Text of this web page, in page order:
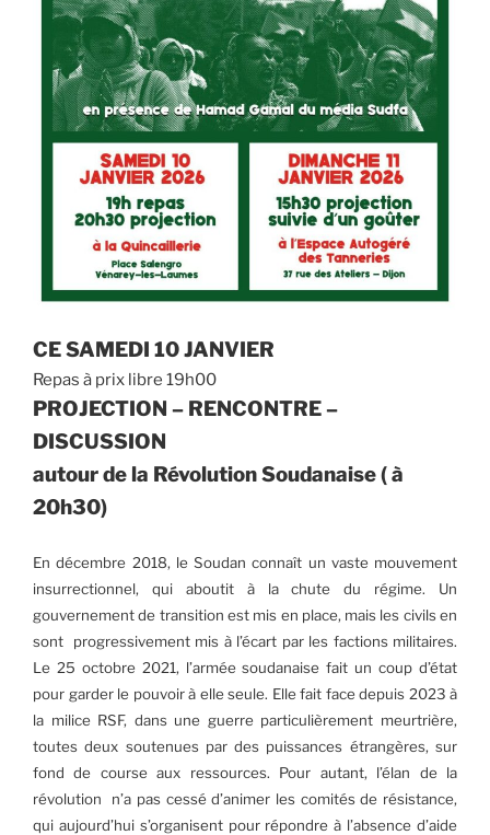
CE SAMEDI 10 JANVIER
Repas à prix libre 19h00
PROJECTION – RENCONTRE –
DISCUSSION
autour de la Révolution Soudanaise ( à
20h30)
En décembre 2018, le Soudan connaît un vaste mouvement
insurrectionnel, qui aboutit à la chute du régime. Un
gouvernement de transition est mis en place, mais les civils en
sont progressivement mis à l’écart par les factions militaires.
Le 25 octobre 2021, l’armée soudanaise fait un coup d’état
pour garder le pouvoir à elle seule. Elle fait face depuis 2023 à
la milice RSF, dans une guerre particulièrement meurtrière,
toutes deux soutenues par des puissances étrangères, sur
fond de course aux ressources. Pour autant, l’élan de la
révolution n’a pas cessé d’animer les comités de résistance,
qui aujourd’hui s’organisent pour répondre à l’absence d’aide